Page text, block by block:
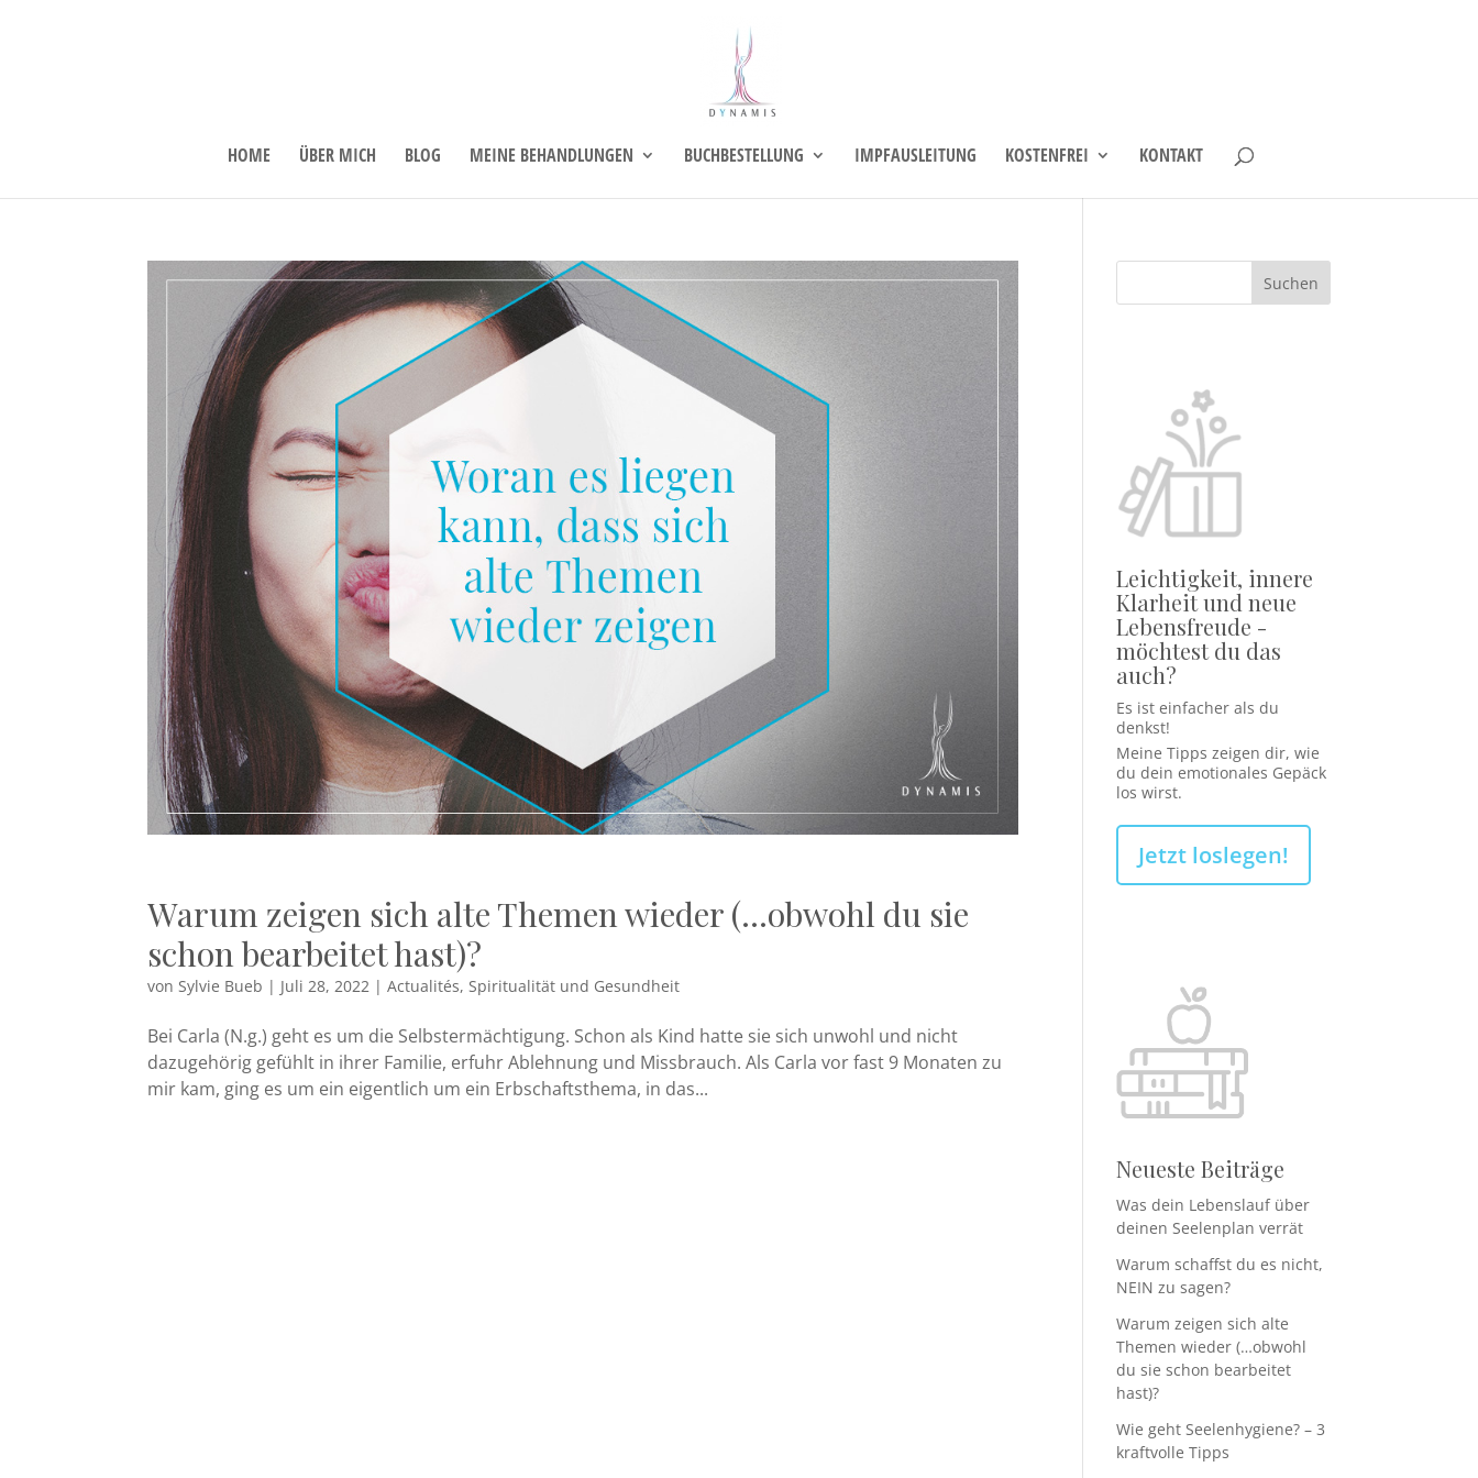
HOME ÜBER MICH BLOG MEINE BEHANDLUNGEN BUCHBESTELLUNG IMPFAUSLEITUNG KOSTENFREI KONTAKT
Warum zeigen sich alte Themen wieder (…obwohl du sie
schon bearbeitet hast)?
von Sylvie Bueb | Juli 28, 2022 |Actualités, Spiritualität und Gesundheit
Bei Carla (N.g.) geht es um die Selbstermächtigung. Schon als Kind hatte sie sich unwohl und nicht
dazugehörig gefühlt in ihrer Familie, erfuhr Ablehnung und Missbrauch. Als Carla vor fast 9 Monaten zu
mir kam, ging es um ein eigentlich um ein Erbschaftsthema, in das...
Leichtigkeit, innere
Klarheit und neue
Lebensfreude -
möchtest du das
auch?
Es ist einfacher als du
denkst!
Meine Tipps zeigen dir, wie
du dein emotionales Gepäck
los wirst.
Jetzt loslegen!
Neueste Beiträge
Was dein Lebenslauf über
deinen Seelenplan verrät
Warum schaffst du es nicht,
NEIN zu sagen?
Warum zeigen sich alte
Themen wieder (…obwohl
du sie schon bearbeitet
hast)?
Wie geht Seelenhygiene? – 3
kraftvolle Tipps